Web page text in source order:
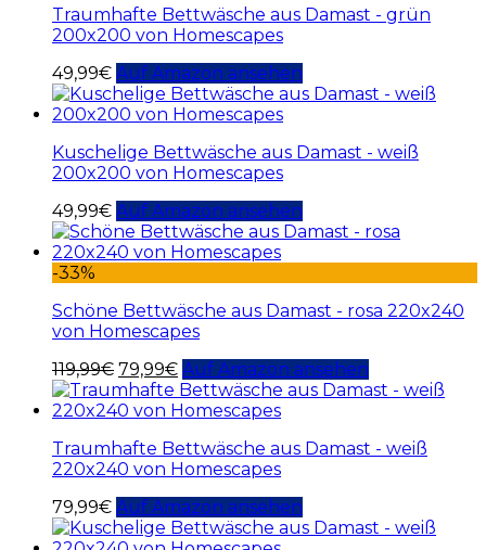
Traumhafte Bettwäsche aus Damast - grün
200x200 von Homescapes
49,99€ Auf Amazon ansehen
Kuschelige Bettwäsche aus Damast - weiß
200x200 von Homescapes
49,99€ Auf Amazon ansehen
-33%
Schöne Bettwäsche aus Damast - rosa 220x240
von Homescapes
119,99€ 79,99€ Auf Amazon ansehen
Traumhafte Bettwäsche aus Damast - weiß
220x240 von Homescapes
79,99€ Auf Amazon ansehen